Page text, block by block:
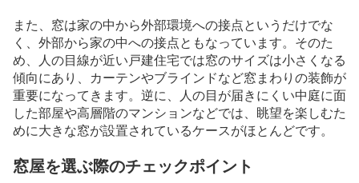
また、窓は家の中から外部環境への接点というだけでな
く、外部から家の中への接点ともなっています。そのた
め、人の目線が近い戸建住宅では窓のサイズは小さくなる
傾向にあり、カーテンやブラインドなど窓まわりの装飾が
重要になってきます。逆に、人の目が届きにくい中庭に面
した部屋や高層階のマンションなどでは、眺望を楽しむた
めに大きな窓が設置されているケースがほとんどです。
窓屋を選ぶ際のチェックポイント